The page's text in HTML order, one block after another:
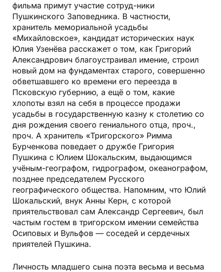
фильма примут участие сотруд-ники
Пушкинского Заповедника. В частности,
хранитель мемориальной усадьбы
«Михайловское», кандидат исторических наук
Юлия Узенёва расскажет о том, как Григорий
Александрович благоустраивал имение, строил
новый дом на фундаментах старого, совершенно
обветшавшего ко времени его переезда в
Псковскую губернию, а ещё о том, какие
хлопоты взял на себя в процессе продажи
усадьбы в государственную казну к столетию со
дня рождения своего гениального отца, проч.,
проч. А хранитель «Тригорского» Римма
Бурченкова поведает о дружбе Григория
Пушкина с Юлием Шокальским, выдающимся
учёным-географом, гидрографом, океанографом,
позднее председателем Русского
географического общества. Напомним, что Юлий
Шокальский, внук Анны Керн, с которой
приятельствовал сам Александр Сергеевич, был
частым гостем в тригорском имении семейства
Осиповых и Вульфов — соседей и сердечных
приятелей Пушкина.
Личность младшего сына поэта весьма и весьма